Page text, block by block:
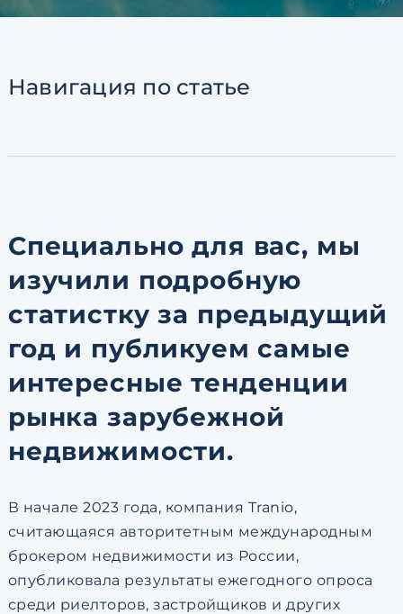
Навигация по статье
Специально для вас, мы
изучили подробную
статистку за предыдущий
год и публикуем самые
интересные тенденции
рынка зарубежной
недвижимости.
В начале 2023 года, компания Tranio,
считающаяся авторитетным международным
брокером недвижимости из России,
опубликовала результаты ежегодного опроса
среди риелторов, застройщиков и других